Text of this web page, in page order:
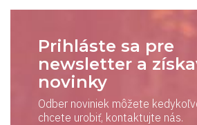
Prihláste sa pre
newsletter a
novinky
Odber noviniek môžete
chcete urobiť, kontaktujte nás.